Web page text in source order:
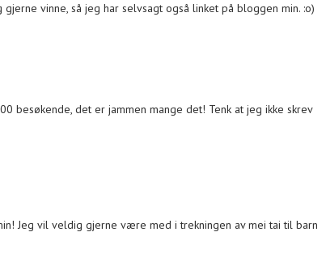
vinne, så jeg har selvsagt også linket på bloggen min. :o)
besøkende, det er jammen mange det! Tenk at jeg ikke skrev
Jeg vil veldig gjerne være med i trekningen av mei tai til barn